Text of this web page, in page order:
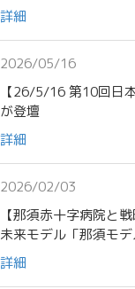
詳細
2026/05/16
【26/5/16 第10回日
が登壇
詳細
2026/02/03
【那須赤十字病院と
未来モデル「那須モ
詳細